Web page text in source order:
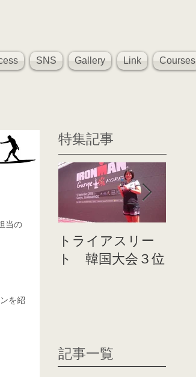
SNS Gallery Link Courses
当の
を紹
特集記事
トライアスリー
ト 韓国大会３位
記事一覧